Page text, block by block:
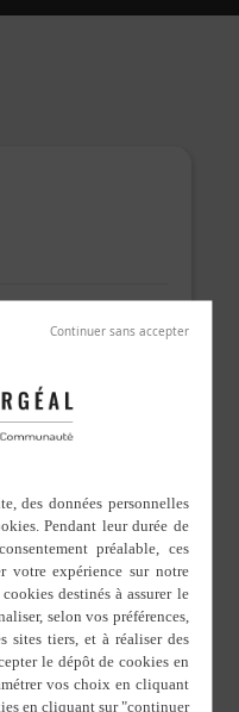
de la mairie
de la mairie